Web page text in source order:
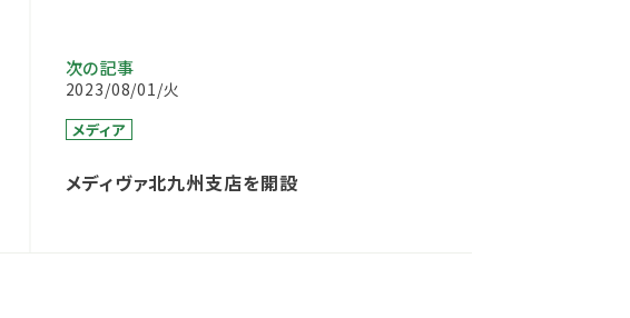
次の記事
2023/08/01/火
メディア
メディヴァ北九州支店を開設